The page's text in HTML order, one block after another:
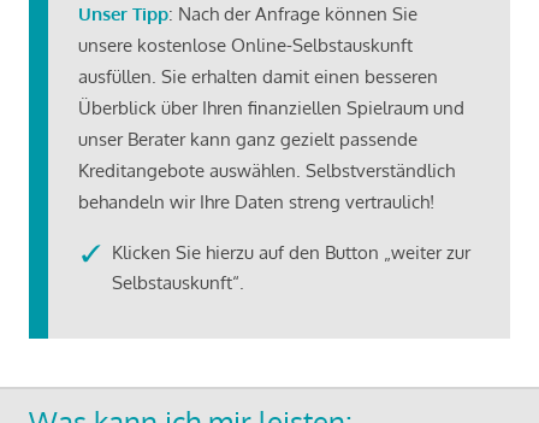
Unser Tipp: Nach der Anfrage können Sie
unsere kostenlose Online-Selbstauskunft
ausfüllen. Sie erhalten damit einen besseren
Überblick über Ihren finanziellen Spielraum und
unser Berater kann ganz gezielt passende
Kreditangebote auswählen. Selbstverständlich
behandeln wir Ihre Daten streng vertraulich!
Klicken Sie hierzu auf den Button „weiter zur
Selbstauskunft“.